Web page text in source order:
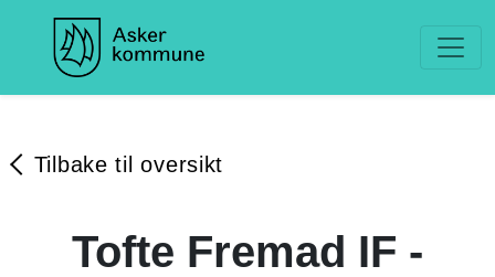
Tilbake til oversikt
Tofte Fremad IF -